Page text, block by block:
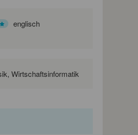
englisch
Wirtschaftsinformatik